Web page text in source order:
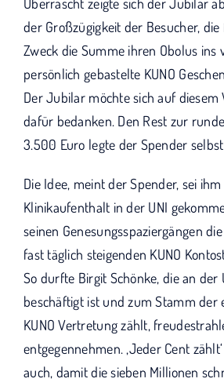
der Großzügigkeit der Besucher,
Zweck die Summe ihren Obolus ins
persönlich gebastelte KUNO
Der Jubilar möchte sich auf diesem
dafür bedanken. Den Rest zur
3.500 Euro legte der Spender
Die Idee, meint der Spender, sei
Klinikaufenthalt in der UNI
seinen Genesungsspaziergängen
fast täglich steigenden KUNO
So durfte Birgit Schönke, die an der
beschäftigt ist und zum Stamm der
KUNO Vertretung zählt,
entgegennehmen. ‚Jeder Cent
auch, damit die sieben Millionen